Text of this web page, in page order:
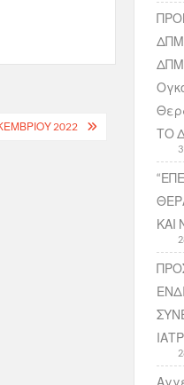
2022
ΤΟ
ΚΑΙ